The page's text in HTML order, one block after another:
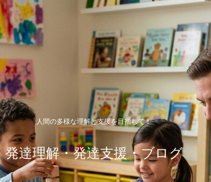
人間の多様な理解と支援を目指して！
発達理解・発達支援・ブログ